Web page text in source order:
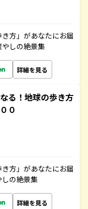
方」があなたにお届
しの絶景集
詳細を見る
る！地球の歩き方
０
方」があなたにお届
の絶景集
詳細を見る